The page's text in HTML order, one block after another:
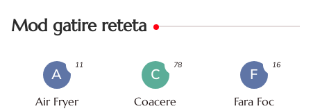
Mod gatire reteta
A
Air Fryer
11
C
Coacere
78
F
Fara Foc
16